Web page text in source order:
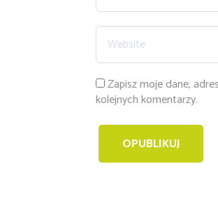
Zapisz moje dane,
kolejnych komentarzy.